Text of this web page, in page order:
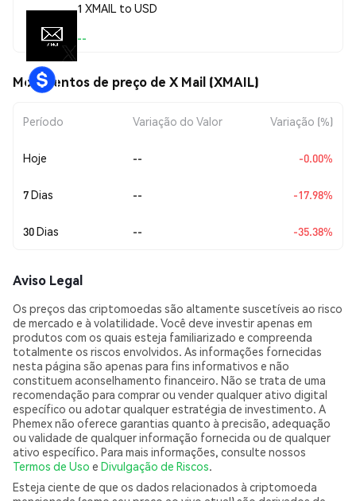
1 XMAIL to USD
--
Movimentos de preço de X Mail (XMAIL)
Período Variação do Valor Variação (%)
Hoje -- -0.00%
7 Dias -- -17.98%
30 Dias -- -35.38%
Aviso Legal
Os preços das criptomoedas são altamente suscetíveis ao risco
de mercado e à volatilidade. Você deve investir apenas em
produtos com os quais esteja familiarizado e compreenda
totalmente os riscos envolvidos. As informações fornecidas
nesta página são apenas para fins informativos e não
constituem aconselhamento financeiro. Não se trata de uma
recomendação para comprar ou vender qualquer ativo digital
específico ou adotar qualquer estratégia de investimento. A
Phemex não oferece garantias quanto à precisão, adequação
ou validade de qualquer informação fornecida ou de qualquer
ativo específico. Para mais informações, consulte nossos
Termos de Uso e Divulgação de Riscos
Esteja ciente de que os dados relacionados à criptomoeda